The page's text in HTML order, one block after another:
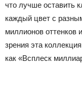
что лучше оставить
каждый цвет с
миллионов оттенков
зрения эта
как «Всплеск